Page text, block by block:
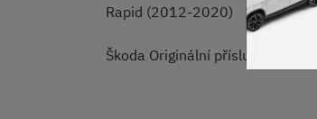
Rapid (2012-2020)
Škoda Originální příslušenství